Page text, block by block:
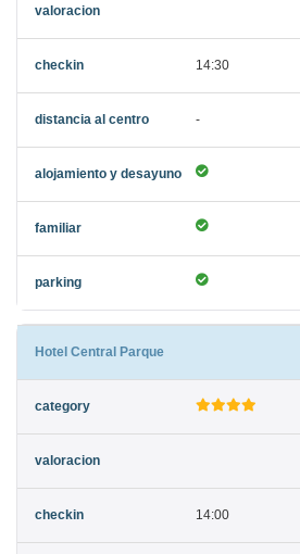
14:30
-
Hotel Central Parque
14:00